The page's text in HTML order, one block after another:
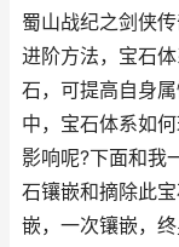
蜀山战纪之剑侠
进阶方法，宝石
石，可提高自身
中，宝石体系如
影响呢?下面和我
石镶嵌和摘除此
嵌，一次镶嵌，